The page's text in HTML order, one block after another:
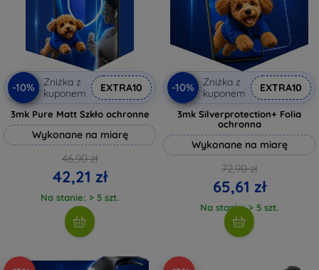
-10%
Zniżka z
kuponem
EXTRA10
3mk Pure Matt Szkło ochronne
Wykonane na miarę
46,90 zł
42,21 zł
Na stanie: > 5 szt.
-10%
Zniżka z
kuponem
EXTRA10
3mk Silverprotection+ Folia
ochronna
Wykonane na miarę
72,90 zł
65,61 zł
Na stanie: > 5 szt.